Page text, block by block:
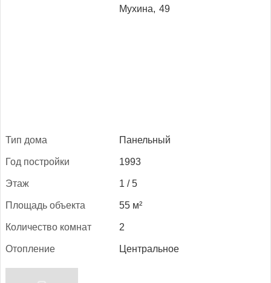
Мухина, 49
Тип до­ма Панельный
Год пос­трой­ки 1993
Этаж 1 / 5
Пло­щадь объ­ек­та 55 м²
Ко­личес­тво ком­нат 2
Отоп­ле­ние Центральное